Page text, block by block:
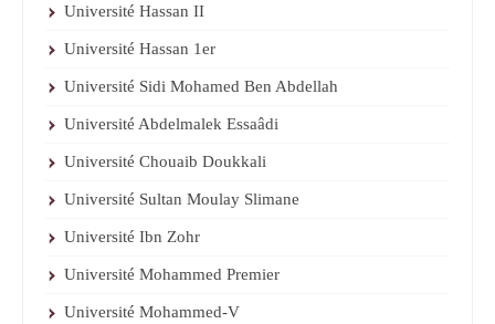
Université Hassan II
Université Hassan 1er
Université Sidi Mohamed Ben Abdellah
Université Abdelmalek Essaâdi
Université Chouaib Doukkali
Université Sultan Moulay Slimane
Université Ibn Zohr
Université Mohammed Premier
Université Mohammed-V